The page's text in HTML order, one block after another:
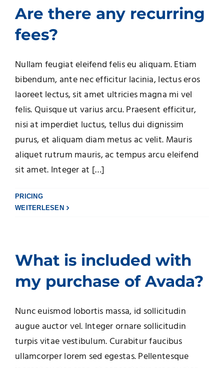
Are there any recurring
fees?
Nullam feugiat eleifend felis eu aliquam. Etiam
bibendum, ante nec efficitur lacinia, lectus eros
laoreet lectus, sit amet ultricies magna mi vel
felis. Quisque ut varius arcu. Praesent efficitur,
nisi at imperdiet luctus, tellus dui dignissim
purus, et aliquam diam metus ac velit. Mauris
aliquet rutrum mauris, ac tempus arcu eleifend
sit amet. Integer at […]
PRICING
WEITERLESEN
What is included with
my purchase of Avada?
Nunc euismod lobortis massa, id sollicitudin
augue auctor vel. Integer ornare sollicitudin
turpis vitae vestibulum. Curabitur faucibus
ullamcorper lorem sed egestas. Pellentesque